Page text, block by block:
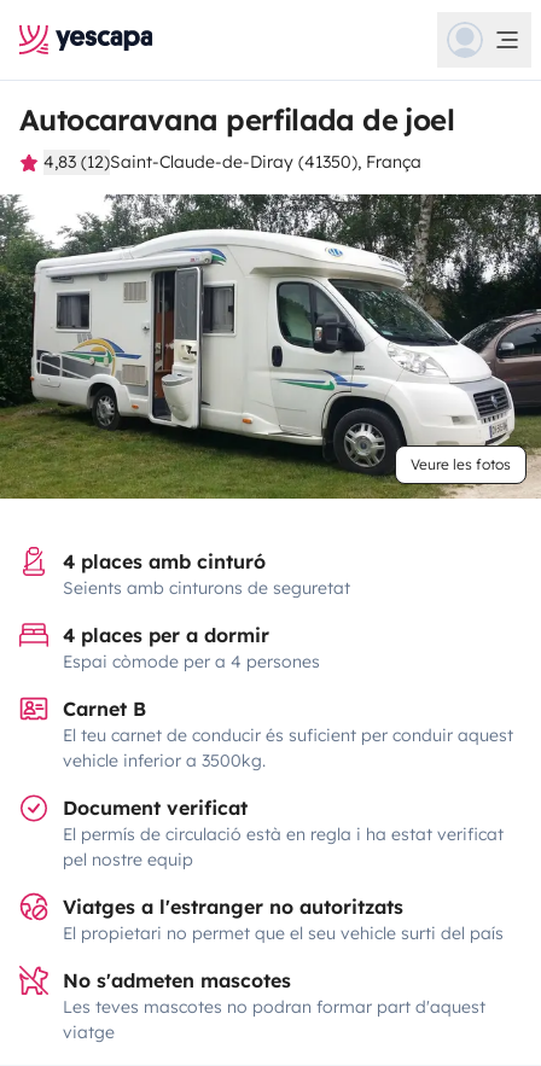
Autocaravana perfilada de joel
4,83 (12)Saint-Claude-de-Diray (41350), França
Veure les fotos
4 places amb cinturó
Seients amb cinturons de seguretat
4 places per a dormir
Espai còmode per a 4 persones
Carnet B
El teu carnet de conducir és suficient per conduir aquest
vehicle inferior a 3500kg.
Document verificat
El permís de circulació està en regla i ha estat verificat
pel nostre equip
Viatges a l'estranger no autoritzats
El propietari no permet que el seu vehicle surti del país
No s'admeten mascotes
Les teves mascotes no podran formar part d'aquest
viatge